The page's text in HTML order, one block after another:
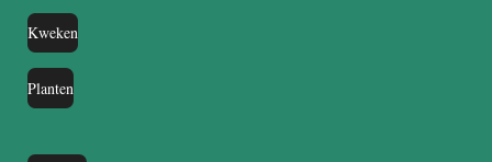
Kweken
Planten